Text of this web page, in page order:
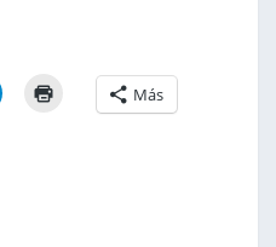
Más